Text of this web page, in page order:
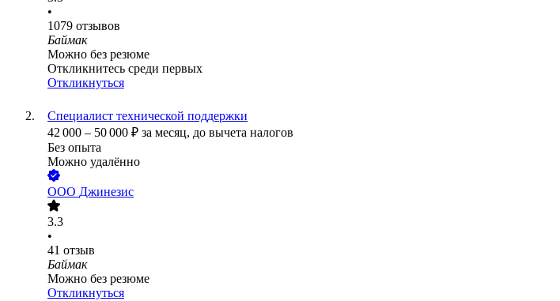
•
1079 отзывов
Баймак
Можно без резюме
Откликнитесь среди первых
Откликнуться
Специалист технической поддержки
42 000 – 50 000 ₽ за месяц, до вычета налогов
Без опыта
Можно удалённо
ООО Джинезис
3.3
•
41 отзыв
Баймак
Можно без резюме
Откликнуться